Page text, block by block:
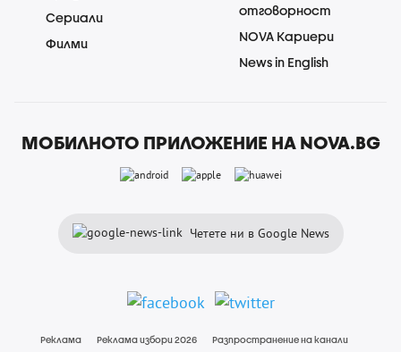
Сериали
Филми
отговорност
NOVA Кариери
News in English
МОБИЛНОТО ПРИЛОЖЕНИЕ НА NOVA.BG
Четете ни в Google News
Реклама Реклама избори 2026
Разпространение на канали